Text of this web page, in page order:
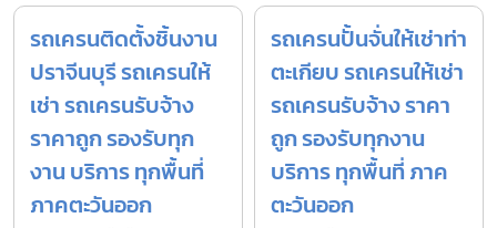
รถเครนติดตั้งชิ้นงาน
ปราจีนบุรี รถเครนให้
เช่า รถเครนรับจ้าง
ราคาถูก รองรับทุก
งาน บริการ ทุกพื้นที่
ภาคตะวันออก
รถเครนปั้นจั่นให้เช่าท่า
ตะเกียบ รถเครนให้เช่า
รถเครนรับจ้าง ราคา
ถูก รองรับทุกงาน
บริการ ทุกพื้นที่ ภาค
ตะวันออก